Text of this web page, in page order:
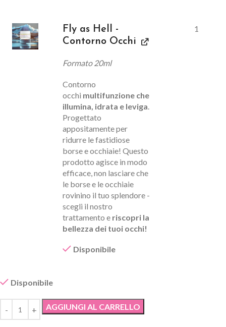
Fly as Hell -
Contorno Occhi
Formato 20ml
Contorno
occhi multifunzione che
illumina, idrata e leviga.
Progettato
appositamente per
ridurre le fastidiose
borse e occhiaie! Questo
prodotto agisce in modo
efficace, non lasciare che
le borse e le occhiaie
rovinino il tuo splendore -
scegli il nostro
trattamento e riscopri la
bellezza dei tuoi occhi!
Disponibile
1
Disponibile
AGGIUNGI AL CARRELLO